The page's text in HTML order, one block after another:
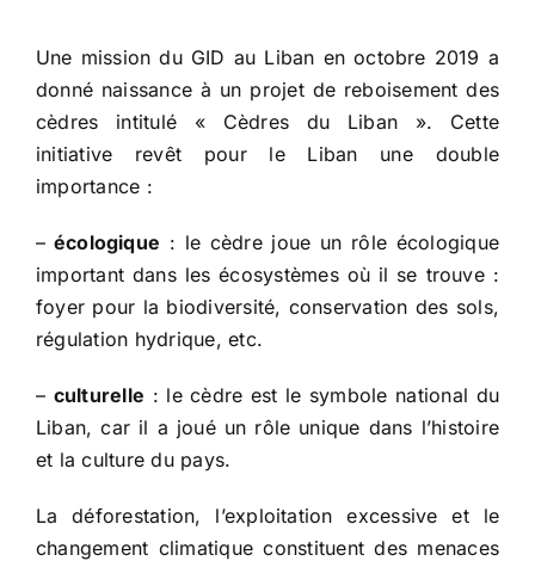
Une mission du GID au Liban en octobre 2019 a
donné naissance à un projet de reboisement des
cèdres intitulé « Cèdres du Liban ». Cette
initiative revêt pour le Liban une double
importance :
– écologique : le cèdre joue un rôle écologique
important dans les écosystèmes où il se trouve :
foyer pour la biodiversité, conservation des sols,
régulation hydrique, etc.
– culturelle : le cèdre est le symbole national du
Liban, car il a joué un rôle unique dans l’histoire
et la culture du pays.
La déforestation, l’exploitation excessive et le
changement climatique constituent des menaces